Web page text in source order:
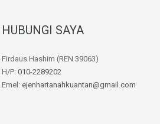
HUBUNGI SAYA
Firdaus Hashim (REN 39063)
H/P: 010-2289202
Emel: ejenhartanahkuantan@gmail.com